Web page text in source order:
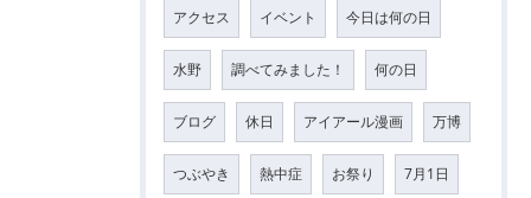
アクセス イベント 今日は何の日
水野 調べてみました！ 何の日
ブログ 休日 アイアール漫画 万博
つぶやき 熱中症 お祭り 7月1日